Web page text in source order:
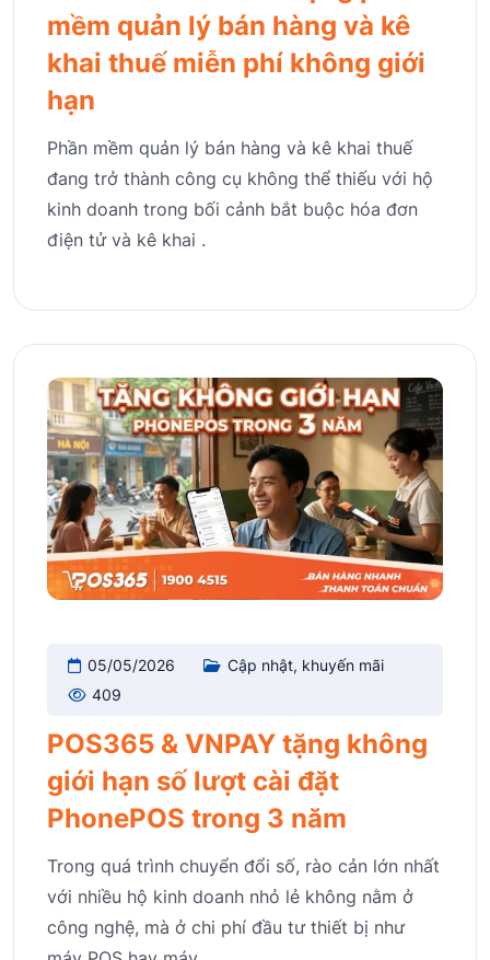
mềm quản lý bán hàng và kê
khai thuế miễn phí không giới
hạn
Phần mềm quản lý bán hàng và kê khai thuế
đang trở thành công cụ không thể thiếu với hộ
kinh doanh trong bối cảnh bắt buộc hóa đơn
điện tử và kê khai .
05/05/2026
Cập nhật, khuyến mãi
409
POS365 & VNPAY tặng không
giới hạn số lượt cài đặt
PhonePOS trong 3 năm
Trong quá trình chuyển đổi số, rào cản lớn nhất
với nhiều hộ kinh doanh nhỏ lẻ không nằm ở
công nghệ, mà ở chi phí đầu tư thiết bị như